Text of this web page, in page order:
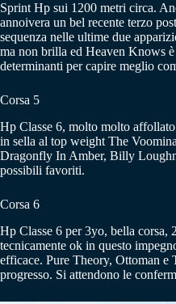
Sprint Hp sui 1200 metri circa.
annoivera un bel recente terzo
sequenza nelle ultime due
ma non brilla ed Heaven Knows
determinanti per capire meglio
Corsa 5
Hp Classe 6, molto molto
in sella al top weight The
Dragonfly In Amber, Billy
possibili favoriti.
Corsa 6
Hp Classe 6 per 3yo, bella corsa,
tecnicamente ok in questo
efficace. Pure Theory, Ottoman e
progresso. Si attendono le